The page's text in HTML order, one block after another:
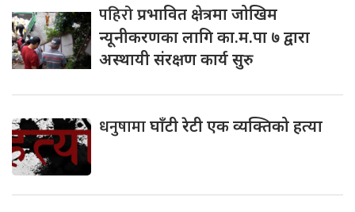
पहिरोप्रभावित क्षेत्रमा जोखिम
न्यूनीकरणका लागि का.म.पा ७ द्वारा
अस्थायी संरक्षण कार्य सुरु
धनुषामाघाँटी रेटी एक व्यक्तिको हत्या